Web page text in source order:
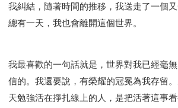
我糾結，隨著時間的推移，我送走了一個
總有一天，我也會離開這個世界。
我最喜歡的一句話就是，世界對我已經毫
信的。我還要說，有榮耀的冠冕為我存留
天勉強活在掙扎線上的人，是把活著這事